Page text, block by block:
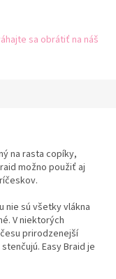
sa obrátiť na náš
na rasta copíky,
možno použiť aj
nie sú všetky vlákna
V niektorých
prirodzenejší
Easy Braid je